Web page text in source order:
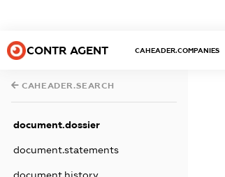
CONTR AGENT CAHEADER.COMPANIES
CAHEADER.SEARCH
document.dossier
document.statements